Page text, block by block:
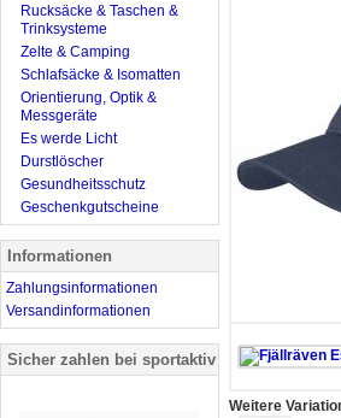
Weitere
Rucksäcke & Taschen &
Trinksysteme
Zelte & Camping
Schlafsäcke & Isomatten
Orientierung, Optik &
Messgeräte
Es werde Licht
Durstlöscher
Gesundheitsschutz
Geschenkgutscheine
Informationen
Zahlungsinformationen
Versandinformationen
Sicher zahlen bei sportaktiv